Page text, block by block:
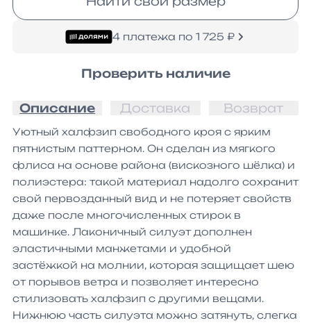
4 платежа по 1 725 ₽
Проверить наличие
Описание Доставка Возврат
Уютный халфзип свободного кроя с ярким
пятнистым паттерном. Он сделан из мягкого
флиса на основе района (вискозного шёлка) и
полиэстера: такой материал надолго сохранит
свой первозданный вид и не потеряет свойств
даже после многочисленных стирок в
машинке. Лаконичный силуэт дополнен
эластичными манжетами и удобной
застёжкой на молнии, которая защищает шею
от порывов ветра и позволяет интересно
стилизовать халфзип с другими вещами.
Нижнюю часть силуэта можно затянуть, слегка